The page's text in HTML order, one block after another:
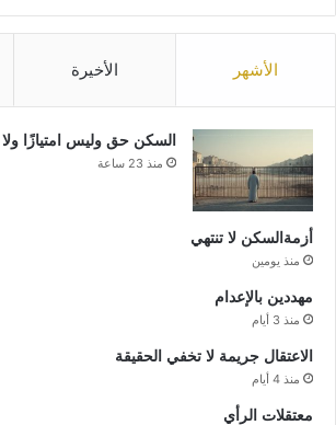
الأشهر الأخيرة
السكن حق وليس امتيازًا
منذ 23 ساعة
أزمةالسكن لا تنتهي
منذ يومين
مهددين بالإعدام
منذ 3 أيام
الاعتقال جريمة لا تخفي الحقيقة
منذ 4 أيام
معتقلات الرأي